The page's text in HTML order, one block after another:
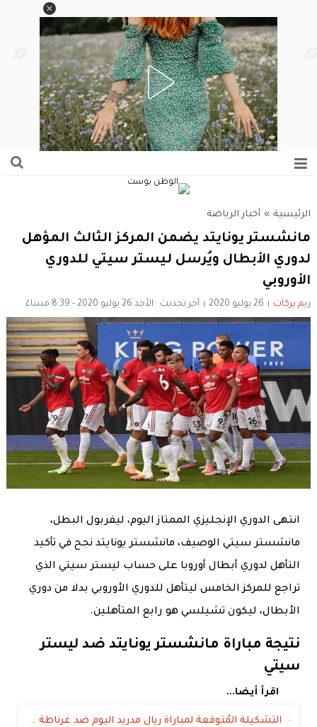
الرئيسية » أخبار الرياضة
مانشستر يونايتد يضمن المركز الثالث المؤهل
لدوري الأبطال ويُرسل ليستر سيتي للدوري
الأوروبي
ريم بركات 26 يوليو 2020 آخر تحديث : الأحد 26 يوليو 2020 - 8:39 مساءً
انتهى الدوري الإنجليزي الممتاز اليوم، ليفربول البطل،
مانشستر سيتي الوصيف، مانشستر يونايتد نجح في تأكيد
التأهل لدوري أبطال أوروبا على حساب ليستر سيتي الذي
تراجع للمركز الخامس ليتأهل للدوري الأوروبي بدلا من دوري
الأبطال، ليكون تشيلسي هو رابع المتأهلين.
نتيجة مباراة مانشستر يونايتد ضد ليستر
سيتي
اقرأ أيضا...
التشكيلة المُتوقعة لمباراة ريال مدريد اليوم ضد غرناطة ..